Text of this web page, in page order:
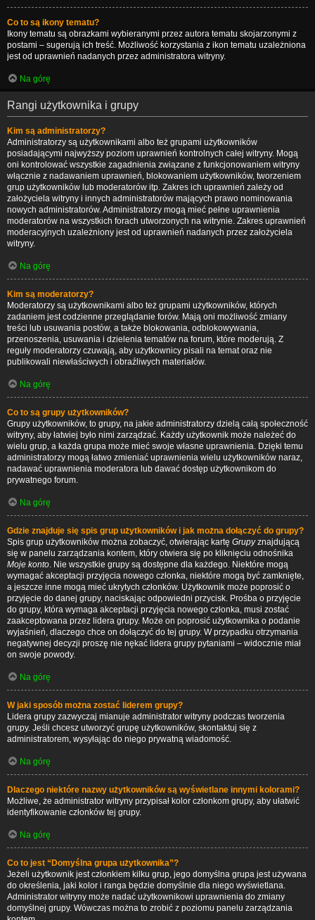
Co to są ikony tematu?
Ikony tematu są obrazkami wybieranymi przez autora tematu skojarzonymi z
postami – sugerują ich treść. Możliwość korzystania z ikon tematu uzależniona
jest od uprawnień nadanych przez administratora witryny.
Na górę
Rangi użytkownika i grupy
Kim są administratorzy?
Administratorzy są użytkownikami albo też grupami użytkowników
posiadającymi najwyższy poziom uprawnień kontrolnych całej witryny. Mogą
oni kontrolować wszystkie zagadnienia związane z funkcjonowaniem witryny
włącznie z nadawaniem uprawnień, blokowaniem użytkowników, tworzeniem
grup użytkowników lub moderatorów itp. Zakres ich uprawnień zależy od
założyciela witryny i innych administratorów mających prawo nominowania
nowych administratorów. Administratorzy mogą mieć pełne uprawnienia
moderatorów na wszystkich forach utworzonych na witrynie. Zakres uprawnień
moderacyjnych uzależniony jest od uprawnień nadanych przez założyciela
witryny.
Na górę
Kim są moderatorzy?
Moderatorzy są użytkownikami albo też grupami użytkowników, których
zadaniem jest codzienne przeglądanie forów. Mają oni możliwość zmiany
treści lub usuwania postów, a także blokowania, odblokowywania,
przenoszenia, usuwania i dzielenia tematów na forum, które moderują. Z
reguły moderatorzy czuwają, aby użytkownicy pisali na temat oraz nie
publikowali niewłaściwych i obraźliwych materiałów.
Na górę
Co to są grupy użytkowników?
Grupy użytkowników, to grupy, na jakie administratorzy dzielą całą społeczność
witryny, aby łatwiej było nimi zarządzać. Każdy użytkownik może należeć do
wielu grup, a każda grupa może mieć swoje własne uprawnienia. Dzięki temu
administratorzy mogą łatwo zmieniać uprawnienia wielu użytkowników naraz,
nadawać uprawnienia moderatora lub dawać dostęp użytkownikom do
prywatnego forum.
Na górę
Gdzie znajduje się spis grup użytkowników i jak można dołączyć do grupy?
Spis grup użytkowników można zobaczyć, otwierając kartę Grupyznajdującą
się w panelu zarządzania kontem, który otwiera się po kliknięciu odnośnika
Moje konto. Nie wszystkie grupy są dostępne dla każdego. Niektóre mogą
wymagać akceptacji przyjęcia nowego członka, niektóre mogą być zamknięte,
a jeszcze inne mogą mieć ukrytych członków. Użytkownik może poprosić o
przyjęcie do danej grupy, naciskając odpowiedni przycisk. Prośba o przyjęcie
do grupy, która wymaga akceptacji przyjęcia nowego członka, musi zostać
zaakceptowana przez lidera grupy. Może on poprosić użytkownika o podanie
wyjaśnień, dlaczego chce on dołączyć do tej grupy. W przypadku otrzymania
negatywnej decyzji proszę nie nękać lidera grupy pytaniami – widocznie miał
on swoje powody.
Na górę
W jaki sposób można zostać liderem grupy?
Lidera grupy zazwyczaj mianuje administrator witryny podczas tworzenia
grupy. Jeśli chcesz utworzyć grupę użytkowników, skontaktuj się z
administratorem, wysyłając do niego prywatną wiadomość.
Na górę
Dlaczego niektóre nazwy użytkowników są wyświetlane innymi kolorami?
Możliwe, że administrator witryny przypisał kolor członkom grupy, aby ułatwić
identyfikowanie członków tej grupy.
Na górę
Co to jest “Domyślna grupa użytkownika”?
Jeżeli użytkownik jest członkiem kilku grup, jego domyślna grupa jest używana
do określenia, jaki kolor i ranga będzie domyślnie dla niego wyświetlana.
Administrator witryny może nadać użytkownikowi uprawnienia do zmiany
domyślnej grupy. Wówczas można to zrobić z poziomu panelu zarządzania